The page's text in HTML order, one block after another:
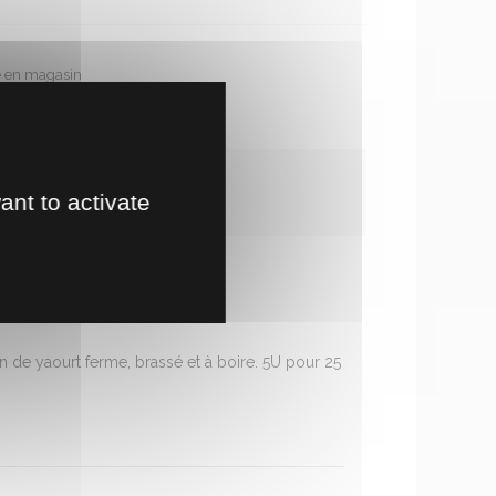
en magasin
de yaourt ferme, brassé et à boire. 5U pour 25
to activate